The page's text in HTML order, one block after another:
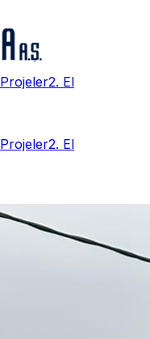
Projeler2. El
Projeler2. El